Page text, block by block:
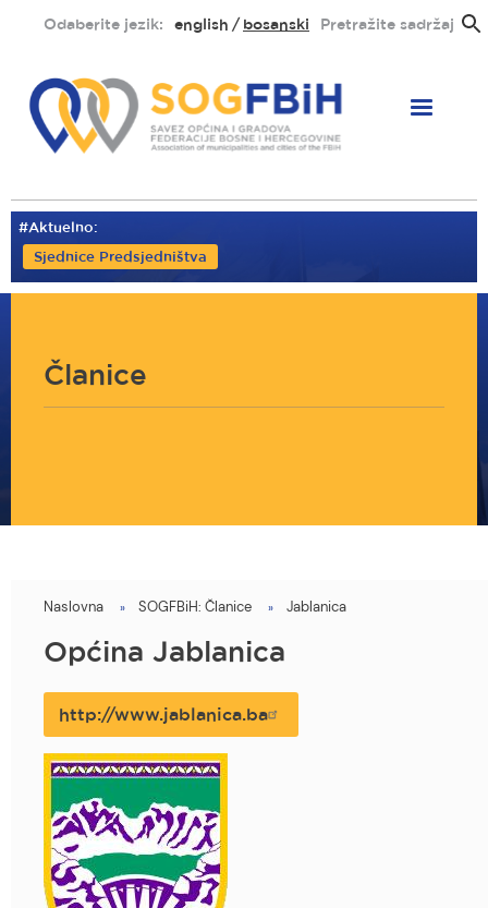
sadržaj
Odaberite jezik: english bosanski Pretražite sadržaj
#Aktuelno:
Sjednice Predsjedništva
Članice
You
are
here
Naslovna SOGFBiH: Članice Jablanica
Općina Jablanica
http://www.jablanica.ba